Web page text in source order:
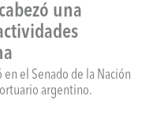
una
el Senado de la Nación
argentino.